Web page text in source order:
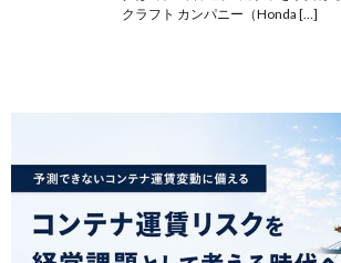
クラフト カンパニー（Honda […]